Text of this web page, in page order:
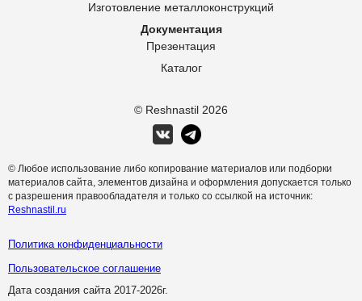
© Reshnastil 2026
Изготовление металлоконструкций
Документация
Презентация
Каталог
© Любое использование либо копирование материалов или подборки
материалов сайта, элементов дизайна и оформления допускается только
с разрешения правообладателя и только со ссылкой на источник:
Reshnastil.ru
Политика конфиденциальности
Пользовательское соглашение
Дата создания сайта 2017-2026г.